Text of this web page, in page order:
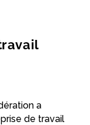
a
de travail